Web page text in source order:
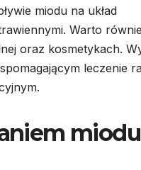
miodu na układ
Warto
oraz kosmetykach.
leczenie
miodu